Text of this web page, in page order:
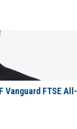
Vanguard FTSE All-